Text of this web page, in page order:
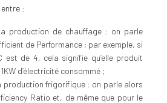
:
production de chauffage : on parle
de Performance ; par exemple, si
est de 4, cela signifie qu’elle produit
d’électricité consommé ;
production frigorifique : on parle alors
Ratio et, de même que pour le